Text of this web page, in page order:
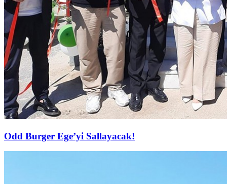
Odd Burger Ege’yi Sallayacak!